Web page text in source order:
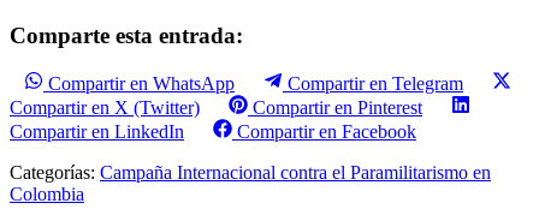
Comparte esta entrada:
Compartir en WhatsApp
Compartir en Telegram
Compartir en X (Twitter)
Compartir en Pinterest
Compartir en LinkedIn
Compartir en Facebook
Categorías: Campaña Internacional contra el Paramilitarismo en
Colombia